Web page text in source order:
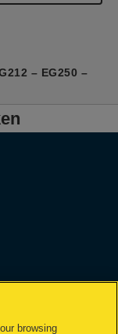
– EG250 –
browsing